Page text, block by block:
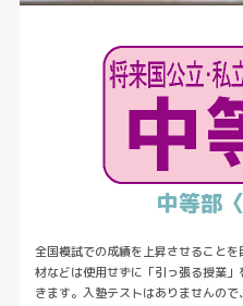
中等部
全国模試での成績を上昇させることを
材などは使用せずに「引っ張る授業
きます。入塾テストはありませんので